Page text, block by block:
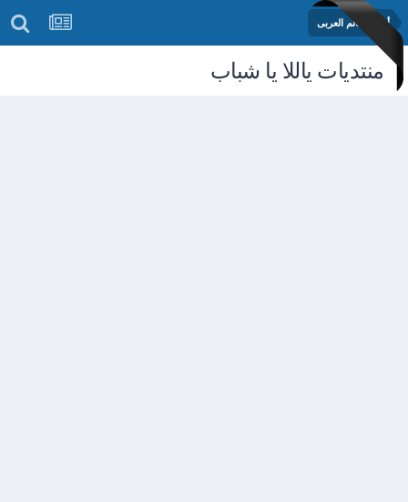
أخبار العالم العربى
منتديات ياللا يا شباب